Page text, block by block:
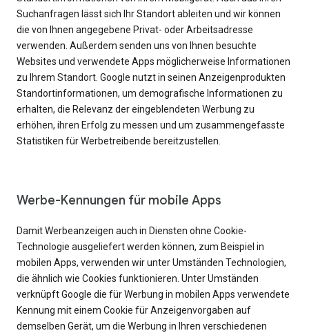
Suchanfragen lässt sich Ihr Standort ableiten und wir können
die von Ihnen angegebene Privat- oder Arbeitsadresse
verwenden. Außerdem senden uns von Ihnen besuchte
Websites und verwendete Apps möglicherweise Informationen
zu Ihrem Standort. Google nutzt in seinen Anzeigenprodukten
Standortinformationen, um demografische Informationen zu
erhalten, die Relevanz der eingeblendeten Werbung zu
erhöhen, ihren Erfolg zu messen und um zusammengefasste
Statistiken für Werbetreibende bereitzustellen.
Werbe-Kennungen für mobile Apps
Damit Werbeanzeigen auch in Diensten ohne Cookie-
Technologie ausgeliefert werden können, zum Beispiel in
mobilen Apps, verwenden wir unter Umständen Technologien,
die ähnlich wie Cookies funktionieren. Unter Umständen
verknüpft Google die für Werbung in mobilen Apps verwendete
Kennung mit einem Cookie für Anzeigenvorgaben auf
demselben Gerät, um die Werbung in Ihren verschiedenen